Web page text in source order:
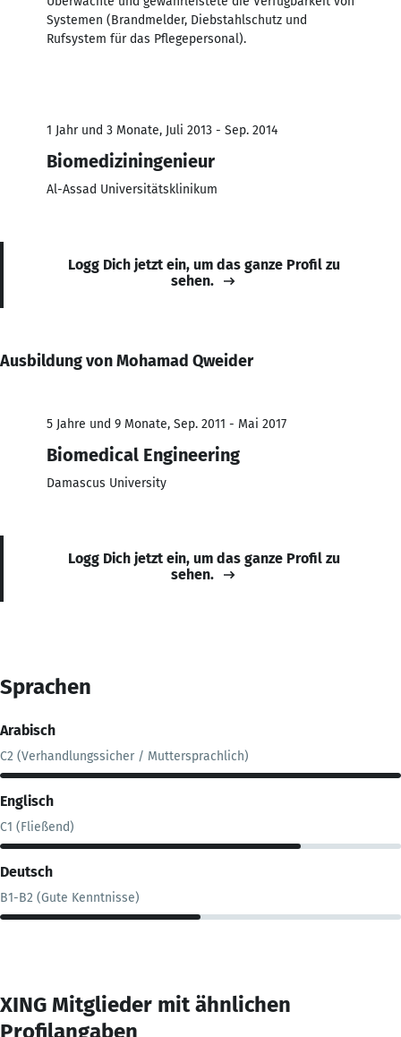
Systemen (Brandmelder, Diebstahlschutz und
Rufsystem für das Pflegepersonal).
1 Jahr und 3 Monate, Juli 2013 - Sep. 2014
Biomediziningenieur
Al-Assad Universitätsklinikum
Logg Dich jetzt ein, um das ganze Profil zu
sehen.
Ausbildung von Mohamad Qweider
5 Jahre und 9 Monate, Sep. 2011 - Mai 2017
Biomedical Engineering
Damascus University
Logg Dich jetzt ein, um das ganze Profil zu
sehen.
Sprachen
Arabisch
C2 (Verhandlungssicher / Muttersprachlich)
Englisch
C1 (Fließend)
Deutsch
B1-B2 (Gute Kenntnisse)
XING Mitglieder mit ähnlichen
Profilangaben